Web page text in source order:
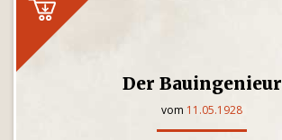
Der Bauingenieur
vom 11.05.1928